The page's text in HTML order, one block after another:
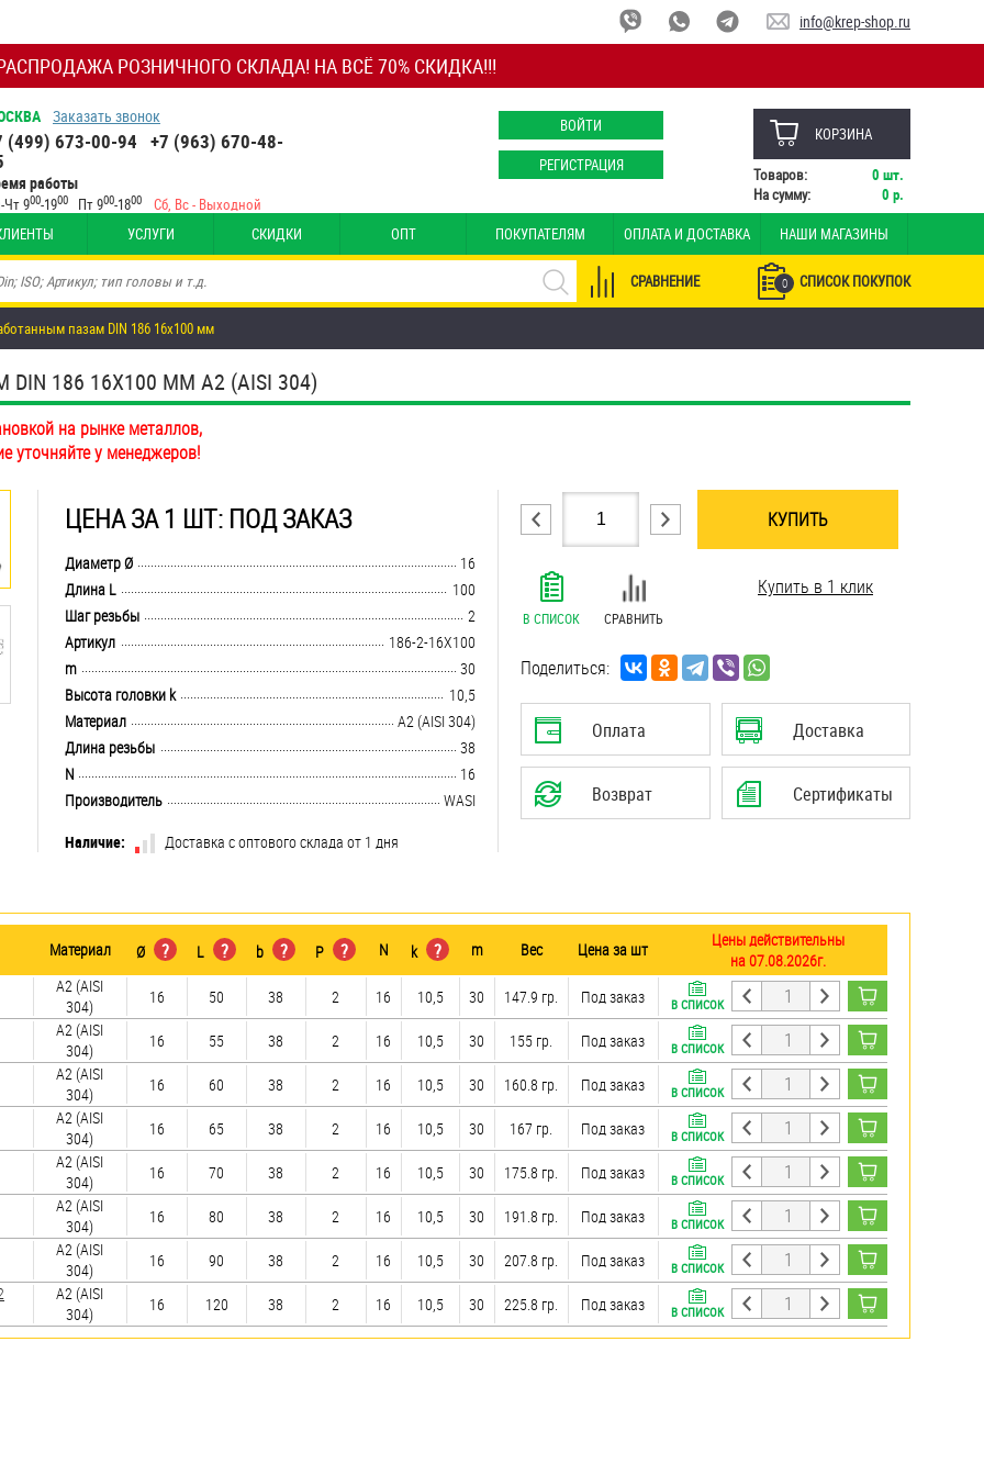
РОЗНИЧНОГО СКЛАДА! НА ВСЁ 70% СКИДКА!!!
info@krep-shop.ru
Заказать звонок
(499) 673-00-94 +7 (963) 670-48-
работы
Чт 900-1900 Пт 900-1800 Сб, Вс - Выходной
ВОЙТИ
РЕГИСТРАЦИЯ
КОРЗИНА
Товаров: 0 шт.
На сумму:
0 р.
УСЛУГИ СКИДКИ ОПТ ПОКУПАТЕЛЯМ ОПЛАТА И ДОСТАВКА НАШИ МАГАЗИНЫ
0 СПИСОК ПОКУПОК
СРАВНЕНИЕ
пазам DIN 186 16х100 мм
186 16Х100 ММ А2 (AISI 304)
на рынке металлов,
уточняйте у менеджеров!
ЦЕНА ЗА 1 ШТ: ПОД ЗАКАЗ
........................................................................................................................................................................................................
Диаметр Ø
16
........................................................................................................................................................................................................
Длина L
100
........................................................................................................................................................................................................
Шаг резьбы
2
........................................................................................................................................................................................................
Артикул
186-2-16X100
........................................................................................................................................................................................................
m
30
........................................................................................................................................................................................................
Высота головки k
10,5
........................................................................................................................................................................................................
Материал
А2 (AISI 304)
........................................................................................................................................................................................................
Длина резьбы
38
........................................................................................................................................................................................................
N
16
........................................................................................................................................................................................................
Производитель
WASI
Наличие:
Доставка с оптового склада от 1 дня
КУПИТЬ
В СПИСОК СРАВНИТЬ
Купить в 1 клик
Поделиться:
Оплата Доставка
Возврат Сертификаты
Материал Ø ? L ? b ? P ? N k ? m Вес Цена за шт
Цены действительны
на 07.08.2026г.
А2 (AISI
304)
16 50 38 2 16 10,5 30 147.9 гр. Под заказ В СПИСОК
А2 (AISI
304)
16 55 38 2 16 10,5 30 155 гр. Под заказ В СПИСОК
А2 (AISI
304)
16 60 38 2 16 10,5 30 160.8 гр. Под заказ В СПИСОК
А2 (AISI
304)
16 65 38 2 16 10,5 30 167 гр. Под заказ В СПИСОК
А2 (AISI
304)
16 70 38 2 16 10,5 30 175.8 гр. Под заказ В СПИСОК
А2 (AISI
304)
16 80 38 2 16 10,5 30 191.8 гр. Под заказ В СПИСОК
А2 (AISI
304)
16 90 38 2 16 10,5 30 207.8 гр. Под заказ В СПИСОК
А2 (AISI
304)
16 120 38 2 16 10,5 30 225.8 гр. Под заказ В СПИСОК